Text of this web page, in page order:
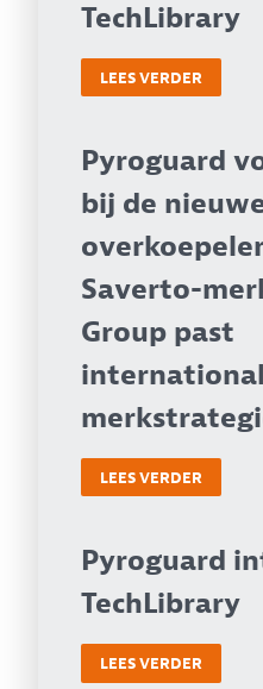
TechLibrary
LEES VERDER
Pyroguard
bij de
Saverto-
Group past
LEES VERDER
Pyroguard
TechLibrary
LEES VERDER